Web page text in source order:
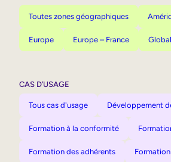
Toutes zones géographiques
Europe Europe – France Global
CAS D’USAGE
Tous cas d'usage Développement
Formation à la conformité
Formation des adhérents